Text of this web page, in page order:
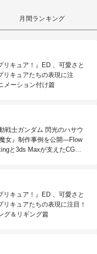
月間ランキング
リキュア！』ED 、可愛さと
リキュアたちの表現に注
メーション付け篇
戦士ガンダム 閃光のハサウ
女』制作事例を公開―Flow
と3ds Maxが支えたCG制
リキュア！』ED 、可愛さと
リキュアたちの表現に注目！
グ＆リギング篇